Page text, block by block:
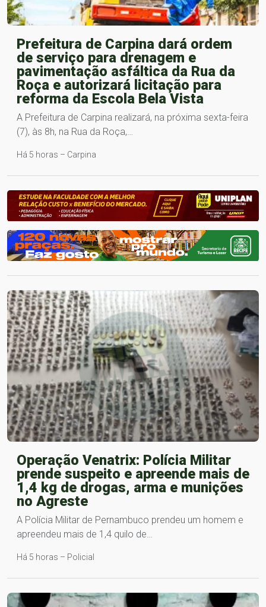
Prefeitura de Carpina dará ordem
de serviço para drenagem e
pavimentação asfáltica da Rua da
Roça e autorizará licitação para
reforma da Escola Bela Vista
A Prefeitura de Carpina realizará, na próxima sexta-feira
(7), às 8h, na Rua da Roça,…
Há 5 horas – Carpina
Operação Venatrix: Polícia Militar
prende suspeito e apreende mais de
1,4 kg de drogas, arma e munições
no Agreste
A Polícia Militar de Pernambuco prendeu um homem e
apreendeu mais de 1,4 quilo de…
Há 5 horas – Policial